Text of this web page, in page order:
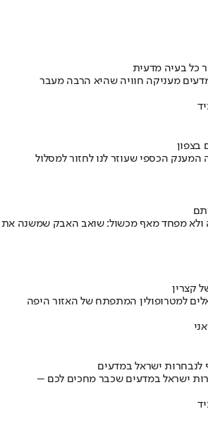
כל בעיה מדעית
מעניקה חוויה שהיא הרבה מעבר
בצפון
הכספי שעוזר לנו לחזור למסלול
ולא מפחד מאף מכשול: שואב האבק שמשנה את
קצרין
למטרופולין המתפתח של האזור היפה
לנבחרות ישראל במדעים
ישראל במדעים שכבר מחכים לכם –